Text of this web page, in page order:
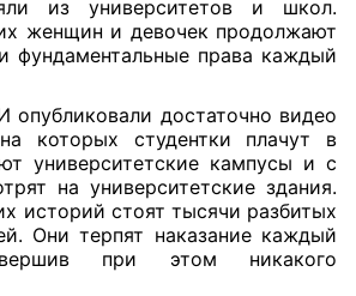
из университетов и школ.
женщин и девочек продолжают
фундаментальные права каждый
достаточно видео
которых студентки плачут в
университетские кампусы и с
на университетские здания.
историй стоят тысячи разбитых
Они терпят наказание каждый
при этом никакого